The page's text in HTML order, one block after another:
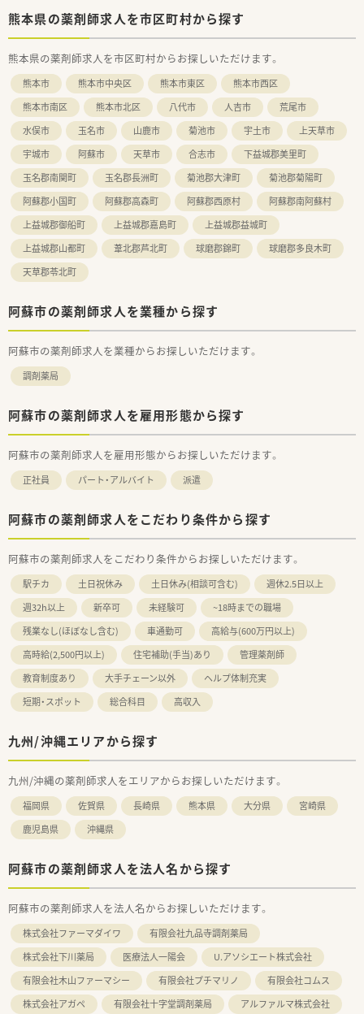
弊社は優良派遣事業者として厚生労働省より認定を受けていま
安心してご就業して頂けるサポート体制・福利厚生が整っており
ます！
熊本県の薬剤師求人を市区町村から探す
熊本県の薬剤師求人を市区町村からお探しいただけます。
熊本市 熊本市中央区 熊本市東区
熊本市西区
熊本市南区
熊本市北区 八代市 人吉市
荒尾市
水俣市
玉名市 山鹿市 菊池市 宇土市
上天草市
宇城市
阿蘇市 天草市 合志市
下益城郡美里町
玉名郡南関町
玉名郡長洲町 菊池郡大津町
菊池郡菊陽町
阿蘇郡小国町
阿蘇郡高森町 阿蘇郡西原村
阿蘇郡南阿蘇村
上益城郡御船町
上益城郡嘉島町
上益城郡益城町
上益城郡山都町
葦北郡芦北町 球磨郡錦町
球磨郡多良木町
天草郡苓北町
阿蘇市の薬剤師求人を業種から探す
阿蘇市の薬剤師求人を業種からお探しいただけます。
調剤薬局
阿蘇市の薬剤師求人を雇用形態から探す
阿蘇市の薬剤師求人を雇用形態からお探しいただけます。
正社員 パート・アルバイト 派遣
阿蘇市の薬剤師求人をこだわり条件から探す
阿蘇市の薬剤師求人をこだわり条件からお探しいただけます。
駅チカ 土日祝休み 土日休み(相談可含む)
週休2.5日以上
週32h以上
新卒可 未経験可
~18時までの職場
残業なし(ほぼなし含む)
車通勤可
高給与(600万円以上)
高時給(2,500円以上)
住宅補助(手当)あり
管理薬剤師
教育制度あり
大手チェーン以外
ヘルプ体制充実
短期・スポット
総合科目 高収入
九州/沖縄エリアから探す
九州/沖縄の薬剤師求人をエリアからお探しいただけます。
福岡県 佐賀県 長崎県 熊本県 大分県
宮崎県
鹿児島県
沖縄県
阿蘇市の薬剤師求人を法人名から探す
阿蘇市の薬剤師求人を法人名からお探しいただけます。
株式会社ファーマダイワ
有限会社九品寺調剤薬局
株式会社下川薬局
医療法人一陽会
U.アソシエート株式会社
有限会社木山ファーマシー
有限会社プチマリノ
有限会社コムス
株式会社アガペ
有限会社十字堂調剤薬局
アルファルマ株式会社